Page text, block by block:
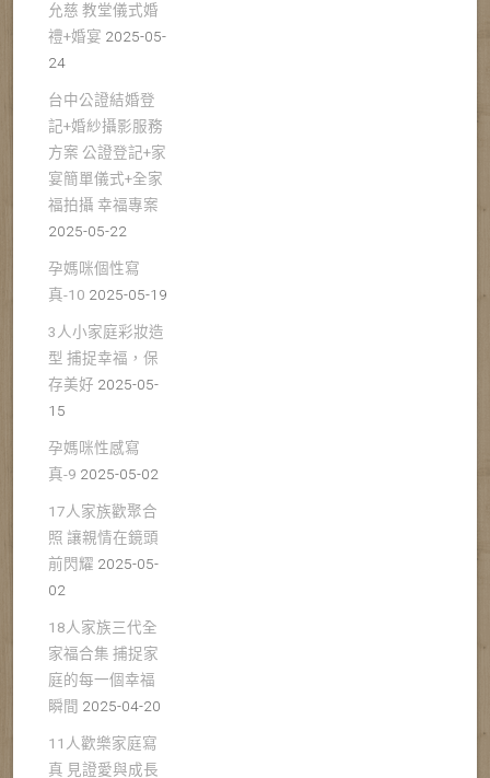
允慈 教堂儀式婚
禮+婚宴 2025-05-
24
台中公證結婚登
記+婚紗攝影服務
方案 公證登記+家
宴簡單儀式+全家
福拍攝 幸福專案
2025-05-22
孕媽咪個性寫
真-10 2025-05-19
3人小家庭彩妝造
型 捕捉幸福，保
存美好 2025-05-
15
孕媽咪性感寫
真-9 2025-05-02
17人家族歡聚合
照 讓親情在鏡頭
前閃耀 2025-05-
02
18人家族三代全
家福合集 捕捉家
庭的每一個幸福
瞬間 2025-04-20
11人歡樂家庭寫
真 見證愛與成長